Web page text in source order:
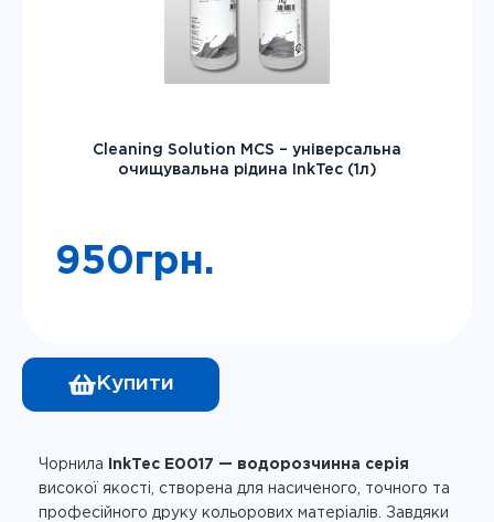
Cleaning Solution MCS – універсальна
очищувальна рідина InkTec (1л)
950грн.
Купити
Чорнила
InkTec E0017 — водорозчинна серія
високої якості, створена для насиченого, точного та
професійного друку кольорових матеріалів. Завдяки